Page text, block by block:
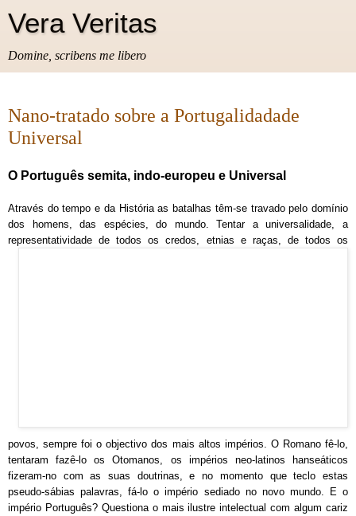
Vera Veritas
Domine, scribens me libero
Nano-tratado sobre a Portugalidadade
Universal
O Português semita, indo-europeu e Universal
Através do tempo e da História as batalhas têm-se travado pelo domínio
dos homens, das espécies, do mundo. Tentar a universalidade, a
representatividade de todos os credos, etnias e raças, de todos os
povos, sempre foi o objectivo dos mais altos impérios. O Romano fê-lo,
tentaram fazê-lo os Otomanos, os impérios neo-latinos hanseáticos
fizeram-no com as suas doutrinas, e no momento que tecloestas
pseudo-sábias palavras, fá-lo o império sediado no novo mundo. E o
império Português? Questiona o mais ilustre intelectual com algum cariz